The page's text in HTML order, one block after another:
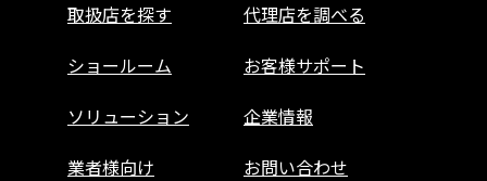
取扱店を探す
代理店を調べる
ショールーム
お客様サポート
ソリューション
企業情報
業者様向け
お問い合わせ